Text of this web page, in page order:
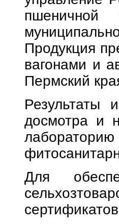
пшеничной
Продукция
вагонами и
Пермский
Результаты
досмотра и
Для